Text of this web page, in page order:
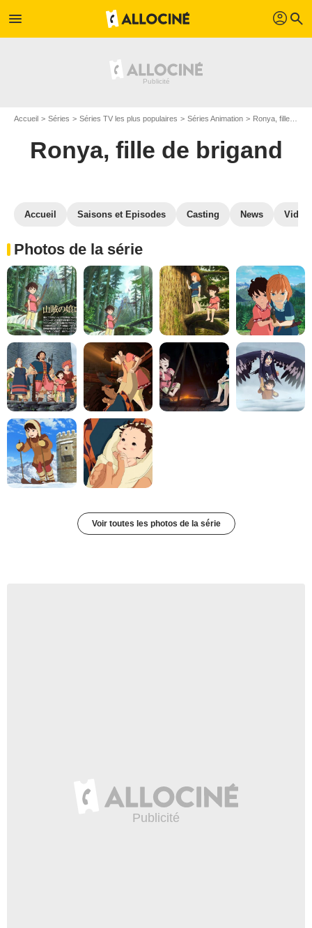
menu profil search
Accueil Séries Séries TV les plus populaires Séries Animation Ronya, fille de brigand
Ronya, fille de brigand
Accueil Saisons et Episodes Casting News
Photos de la série
Voir toutes les photos de la série